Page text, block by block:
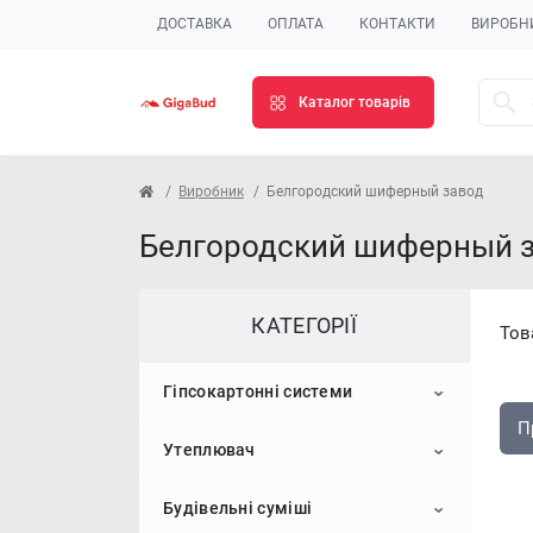
ДОСТАВКА ОПЛАТА КОНТАКТИ
Каталог товарів
Виробник Белгородский шиферный завод
Белгородский шиферный
КАТЕГОРІЇ
Гіпсокартонні системи
Гіпсокартон
Стельовий гіпсокартон
Профіль для гіпсокартону
Утеплювач
Пінопласт
Будівельні суміші